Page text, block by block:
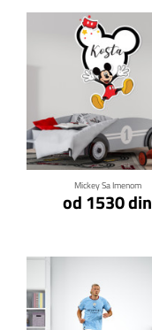
Mickey Sa Imenom
od 1530 din
Klikni za detalje